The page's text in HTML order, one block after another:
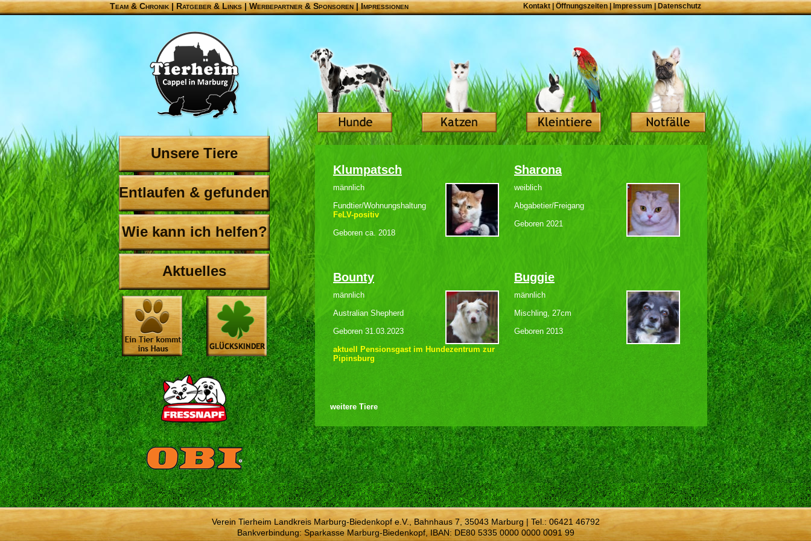
Team & Chronik |Ratgeber & Links|Werbepartner & Sponsoren|Impressionen Kontakt Öffnungszeiten| Impressum|Datenschutz
Unsere Tiere
Entlaufen & gefunden
Wie kann ich helfen?
Aktuelles
Klumpatsch
männlich
Fundtier/Wohnungshaltung
FeLV-positiv
Geboren ca. 2018
Sharona
weiblich
Abgabetier/Freigang
Geboren 2021
Bounty
männlich
Australian Shepherd
Geboren 31.03.2023
aktuell Pensionsgast im Hundezentrum zur
Pipinsburg
Buggie
männlich
Mischling, 27cm
Geboren 2013
weitere Tiere
Verein Tierheim Landkreis Marburg-Biedenkopf e.V., Bahnhaus 7, 35043 Marburg | Tel.: 06421 46792
Bankverbindung: Sparkasse Marburg-Biedenkopf, IBAN: DE80 5335 0000 0000 0091 99